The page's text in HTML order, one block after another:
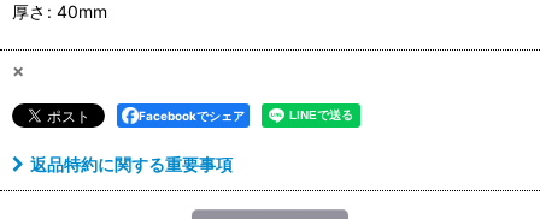
厚さ : 40mm
×
Facebookでシェア
返品特約に関する重要事項